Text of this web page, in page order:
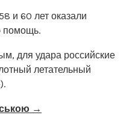
и 60 лет оказали
помощь.
для удара российские
летательный
→